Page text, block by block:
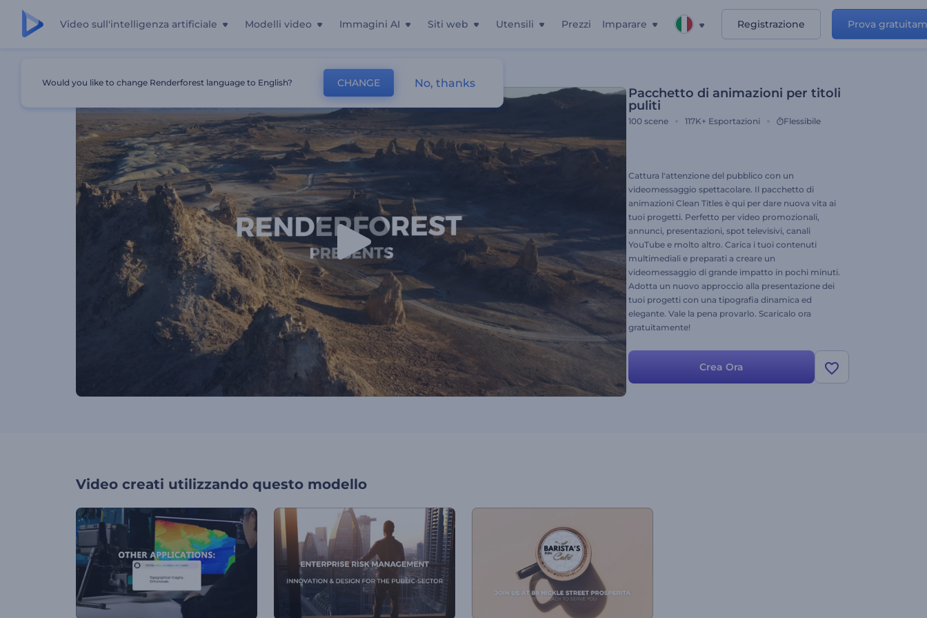
Video sull'intelligenza artificiale Modelli video Immagini AI Siti web Utensili Prezzi Imparare Registrazione Prova
Pacchetto di animazioni per titoli
puliti
100 scene 117K+ Esportazioni Flessibile
Cattura l'attenzione del pubblico con un
videomessaggio spettacolare. Il pacchetto di
animazioni Clean Titles è qui per dare nuova vita ai
tuoi progetti. Perfetto per video promozionali,
annunci, presentazioni, spot televisivi, canali
YouTube e molto altro. Carica i tuoi contenuti
multimediali e preparati a creare un
videomessaggio di grande impatto in pochi minuti.
Adotta un nuovo approccio alla presentazione dei
tuoi progetti con una tipografia dinamica ed
elegante. Vale la pena provarlo. Scaricalo ora
gratuitamente!
Crea Ora
Video creati utilizzando questo modello
Would you like to change Renderforest language to English? CHANGE No, thanks